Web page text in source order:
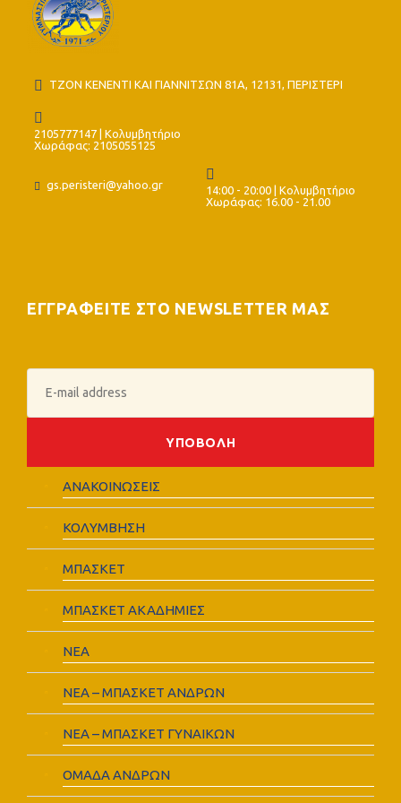
ΤΖΟΝ ΚΕΝΕΝΤΙ ΚΑΙ ΓΙΑΝΝΙΤΣΩΝ 81Α, 12131, ΠΕΡΙΣΤΕΡΙ
2105777147 | Κολυμβητήριο
Χωράφας: 2105055125
gs.peristeri@yahoo.gr
14:00 - 20:00 | Κολυμβητήριο
Χωράφας: 16.00 - 21.00
ΕΓΓΡΑΦΕΙΤΕ ΣΤΟ NEWSLETTER ΜΑΣ
ΑΝΑΚΟΙΝΩΣΕΙΣ
ΚΟΛΥΜΒΗΣΗ
ΜΠΑΣΚΕΤ
ΜΠΑΣΚΕΤ ΑΚΑΔΗΜΙΕΣ
ΝΕΑ
ΝΕΑ – ΜΠΑΣΚΕΤ ΑΝΔΡΩΝ
ΝΕΑ – ΜΠΑΣΚΕΤ ΓΥΝΑΙΚΩΝ
ΟΜΑΔΑ ΑΝΔΡΩΝ